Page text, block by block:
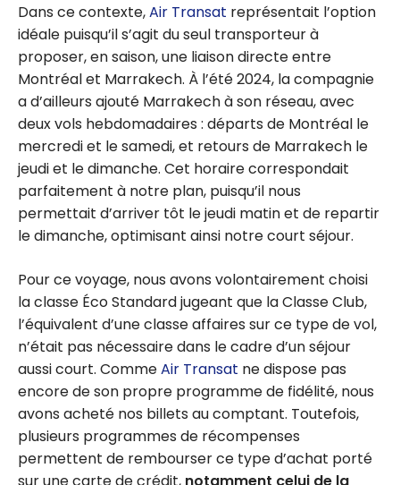
Dans ce contexte,Air Transat représentait l’option
idéale puisqu’il s’agit du seul transporteur à
proposer, en saison, une liaison directe entre
Montréal et Marrakech. À l’été 2024, la compagnie
a d’ailleurs ajouté Marrakech à son réseau, avec
deux vols hebdomadaires : départs de Montréal le
mercredi et le samedi, et retours de Marrakech le
jeudi et le dimanche. Cet horaire correspondait
parfaitement à notre plan, puisqu’il nous
permettait d’arriver tôt le jeudi matin et de repartir
le dimanche, optimisant ainsi notre court séjour.
Pour ce voyage, nous avons volontairement choisi
la classe Éco Standard jugeant que la Classe Club,
l’équivalent d’une classe affaires sur ce type de vol,
n’était pas nécessaire dans le cadre d’un séjour
aussi court. CommeAir Transat ne dispose pas
encore de son propre programme de fidélité, nous
avons acheté nos billets au comptant. Toutefois,
plusieurs programmes de récompenses
permettent de rembourser ce type d’achat porté
sur une carte de crédit, notamment celui de la